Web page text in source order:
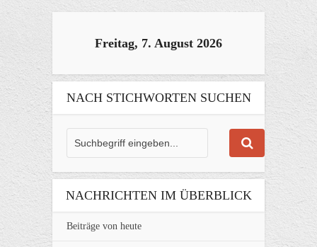
Freitag, 7. August 2026
NACH STICHWORTEN SUCHEN
NACHRICHTEN IM ÜBERBLICK
Beiträge von heute